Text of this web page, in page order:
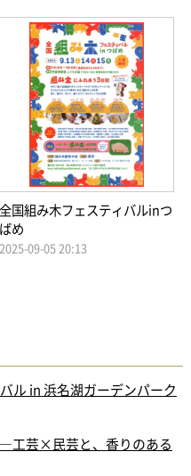
全国組み木フェスティバルinつ
ばめ
2025-09-05 20:13
ル in 浜名湖ガーデンパーク
―工芸×民芸と、香りのある